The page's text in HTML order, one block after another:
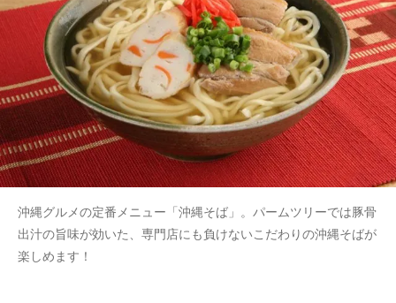
沖縄グルメの定番メニュー「沖縄そば」。パームツリーでは豚骨
出汁の旨味が効いた、専門店にも負けないこだわりの沖縄そばが
楽しめます！